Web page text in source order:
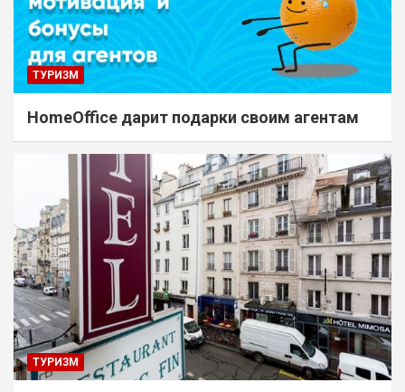
ТУРИЗМ
HomeOffice дарит подарки своим агентам
ТУРИЗМ